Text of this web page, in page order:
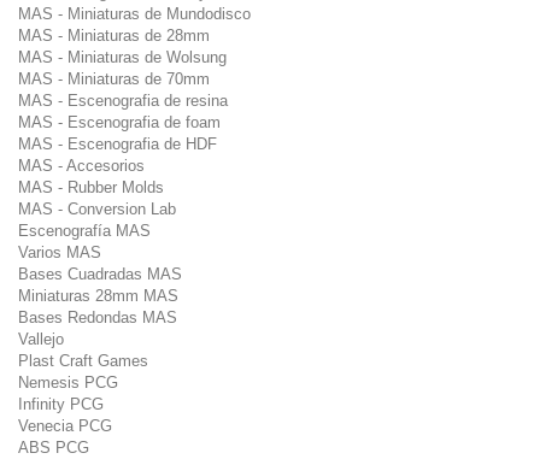
MAS - Miniaturas de Mundodisco
MAS - Miniaturas de 28mm
MAS - Miniaturas de Wolsung
MAS - Miniaturas de 70mm
MAS - Escenografia de resina
MAS - Escenografia de foam
MAS - Escenografia de HDF
MAS - Accesorios
MAS - Rubber Molds
MAS - Conversion Lab
Escenografía MAS
Varios MAS
Bases Cuadradas MAS
Miniaturas 28mm MAS
Bases Redondas MAS
Vallejo
Plast Craft Games
Nemesis PCG
Infinity PCG
Venecia PCG
ABS PCG